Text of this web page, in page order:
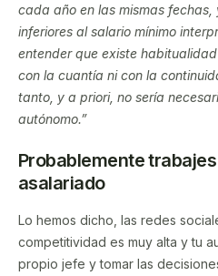
cada año en las mismas
inferiores al salario mínimo
entender que existe
con la cuantía ni con la
tanto, y a priori, no sería
autónomo.”
Probablemente
asalariado
Lo hemos dicho, las redes
competitividad es muy alta y tu
propio jefe y tomar las